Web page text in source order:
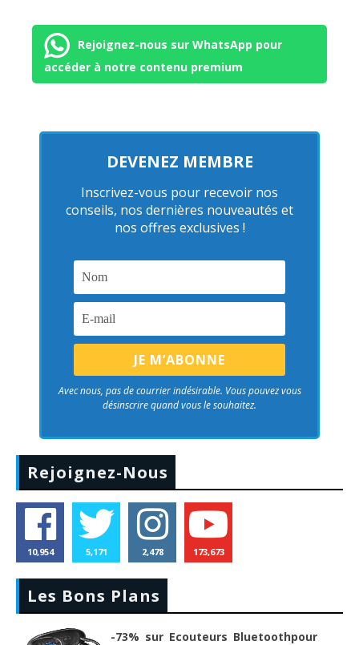
Rejoignez-nous sur WhatsApp pour
accéder à notre contenu premium
DEVENEZ MEMBRE
Inscrivez-vous pour recevoir nos
conseils, nos dernières nouveautés et
nos offres exclusives !
Avec nous, pas de courrier indésirable. Vous pouvez vous
désinscrire quand vous le souhaitez.
Rejoignez-Nous
10,954 5,171 2,478 173,673
Les Bons Plans
-73% sur Ecouteurs Bluetoothpour